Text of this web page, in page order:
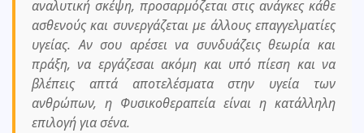
αναλυτική σκέψη, προσαρμόζεται στις ανάγκες κάθε
ασθενούς και συνεργάζεται με άλλους επαγγελματίες
υγείας. Αν σου αρέσει να συνδυάζεις θεωρία και
πράξη, να εργάζεσαι ακόμη και υπό πίεση και να
βλέπεις απτά αποτελέσματα στην υγεία των
ανθρώπων, η Φυσικοθεραπεία είναι η κατάλληλη
επιλογή για σένα.